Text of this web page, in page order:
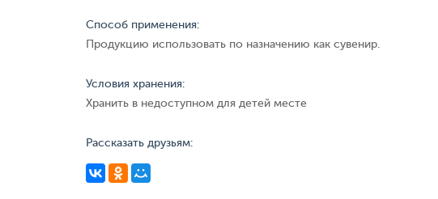
Способ применения:
Продукцию использовать по назначению как сувенир.
Условия хранения:
Хранить в недоступном для детей месте
Рассказать друзьям: